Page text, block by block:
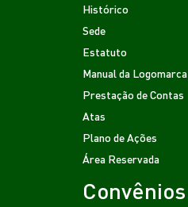
Histórico
Sede
Estatuto
Manual da Logomarca
Prestação de Contas
Atas
Plano de Ações
Área Reservada
Convênios